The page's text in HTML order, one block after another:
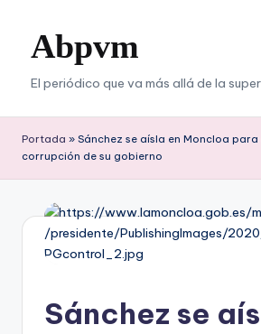
contenido
Abpvm
El periódico que va más allá de la
Portada » Sánchez se aísla en Moncloa
corrupción de su gobierno
Sánchez se